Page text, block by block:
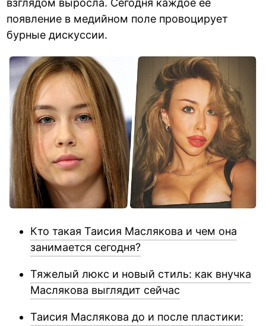
взглядом выросла. Сегодня каждое её
появление в медийном поле провоцирует
бурные дискуссии.
Кто такая Таисия Маслякова и чем она
занимается сегодня?
Тяжелый люкс и новый стиль: как внучка
Маслякова выглядит сейчас
Таисия Маслякова до и после пластики: